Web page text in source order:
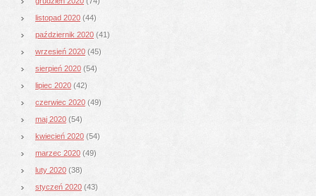
listopad 2020 (44)
październik 2020 (41)
wrzesień 2020 (45)
sierpień 2020 (54)
lipiec 2020 (42)
czerwiec 2020 (49)
maj 2020 (54)
kwiecień 2020 (54)
marzec 2020 (49)
luty 2020 (38)
styczeń 2020 (43)